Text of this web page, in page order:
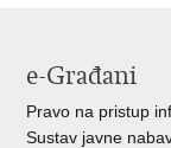
e-Građani
Pravo na pristup
Sustav javne